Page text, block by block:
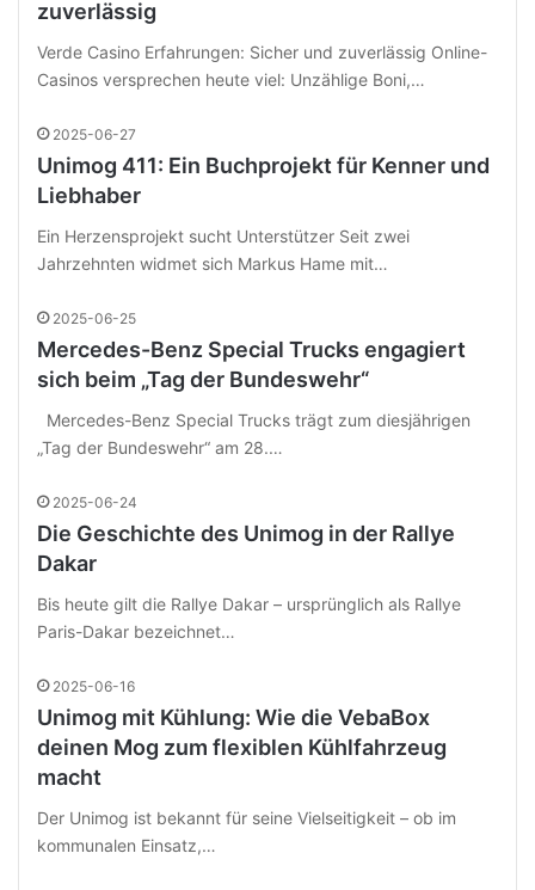
zuverlässig
Verde Casino Erfahrungen: Sicher und zuverlässig Online-
Casinos versprechen heute viel: Unzählige Boni,…
2025-06-27
Unimog 411: Ein Buchprojekt für Kenner und
Liebhaber
Ein Herzensprojekt sucht Unterstützer Seit zwei
Jahrzehnten widmet sich Markus Hame mit…
2025-06-25
Mercedes-Benz Special Trucks engagiert
sich beim „Tag der Bundeswehr“
Mercedes-Benz Special Trucks trägt zum diesjährigen
„Tag der Bundeswehr“ am 28.…
2025-06-24
Die Geschichte des Unimog in der Rallye
Dakar
Bis heute gilt die Rallye Dakar – ursprünglich als Rallye
Paris-Dakar bezeichnet…
2025-06-16
Unimog mit Kühlung: Wie die VebaBox
deinen Mog zum flexiblen Kühlfahrzeug
macht
Der Unimog ist bekannt für seine Vielseitigkeit – ob im
kommunalen Einsatz,…